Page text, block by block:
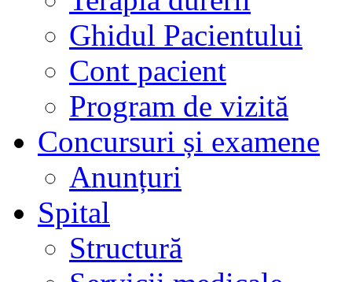
Ghidul Pacientului
Cont pacient
Program de vizită
Concursuri și examene
Anunțuri
Spital
Structură